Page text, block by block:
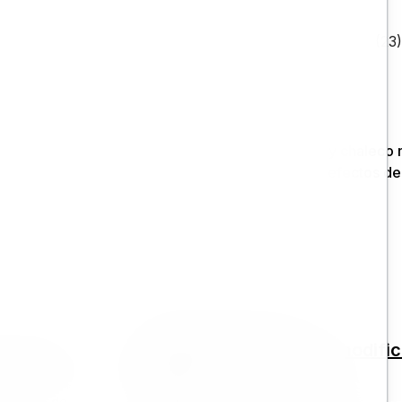
(23)
Plantilla para el plan de